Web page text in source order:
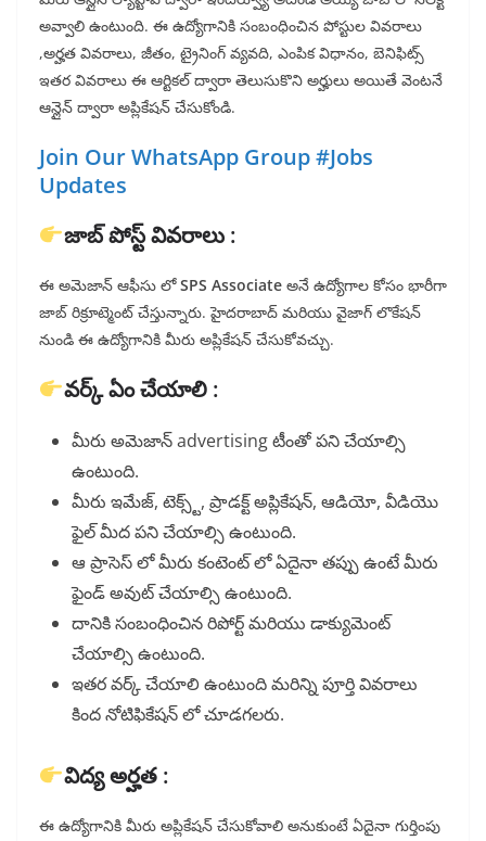
అవ్వాలి ఉంటుంది. ఈ ఉద్యోగానికి సంబంధించిన పోస్టుల వివరాలు
,అర్హత వివరాలు, జీతం, ట్రైనింగ్ వ్యవది, ఎంపిక విధానం, బెనిఫిట్స్
ఇతర వివరాలు ఈ ఆర్టికల్ ద్వారా తెలుసుకొని అర్హులు అయితే వెంటనే
ఆన్లైన్ ద్వారా అప్లికేషన్ చేసుకోండి.
Join Our WhatsApp Group #Jobs
Updates
జాబ్ పోస్ట్ వివరాలు :
ఈ అమెజాన్ ఆఫీసు లోSPS Associate అనే ఉద్యోగాల కోసం భారీగా
జాబ్ రిక్రూట్మెంట్ చేస్తున్నారు. హైదరాబాద్ మరియు వైజాగ్ లొకేషన్
నుండి ఈ ఉద్యోగానికి మీరు అప్లికేషన్ చేసుకోవచ్చు.
వర్క్ ఏం చేయాలి :
మీరు అమెజాన్ advertising టీంతో పని చేయాల్సి
ఉంటుంది.
మీరు ఇమేజ్, టెక్స్ట్, ప్రాడక్ట్ అప్లికేషన్, ఆడియో, వీడియొ
ఫైల్ మీద పని చేయాల్సి ఉంటుంది.
ఆ ప్రాసెస్ లో మీరు కంటెంట్ లో ఏదైనా తప్పు ఉంటే మీరు
ఫైండ్ అవుట్ చేయాల్సి ఉంటుంది.
దానికి సంబంధించిన రిపోర్ట్ మరియు డాక్యుమెంట్
చేయాల్సి ఉంటుంది.
ఇతర వర్క్ చేయాలి ఉంటుంది మరిన్ని పూర్తి వివరాలు
కింద నోటిఫికేషన్ లో చూడగలరు.
విద్య అర్హత :
ఈ ఉద్యోగానికి మీరు అప్లికేషన్ చేసుకోవాలి అనుకుంటే ఏదైనా గుర్తింపు